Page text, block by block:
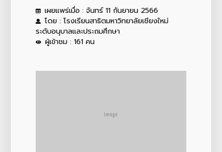
เผยแพร่เมื่อ : จันทร์ 11 กันยายน 2566
โดย : โรงเรียนสาธิตมหาวิทยาลัยเชียงใหม่
ระดับอนุบาลและประถมศึกษา
ผู้เข้าชม : 161 คน